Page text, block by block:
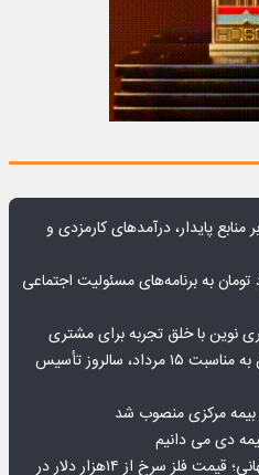
منابع پایدار، درآمدهای کارمزدی و
بیش از ۷۰ میلیارد تومان به برنامه‌های مسئولیت اجتماعی
نوین با خلق تجربه برای مشتری
پیام مدیرعامل بانک توسعه تعاون به مناسبت ۱۵ مرداد، سالروز تأسیس
مرکزی منصوب شد
دی می دانیم
تداوم صعود مس در بازارهای جهانی؛ قیمت فلز سرخ از ۱۴هزار دلار در